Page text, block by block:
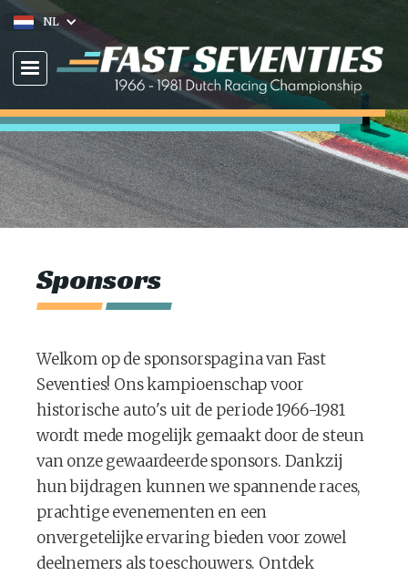
NL
Sponsors
Welkom op de sponsorspagina van Fast
Seventies! Ons kampioenschap voor
historische auto's uit de periode 1966-1981
wordt mede mogelijk gemaakt door de steun
van onze gewaardeerde sponsors. Dankzij
hun bijdragen kunnen we spannende races,
prachtige evenementen en een
onvergetelijke ervaring bieden voor zowel
deelnemers als toeschouwers. Ontdek